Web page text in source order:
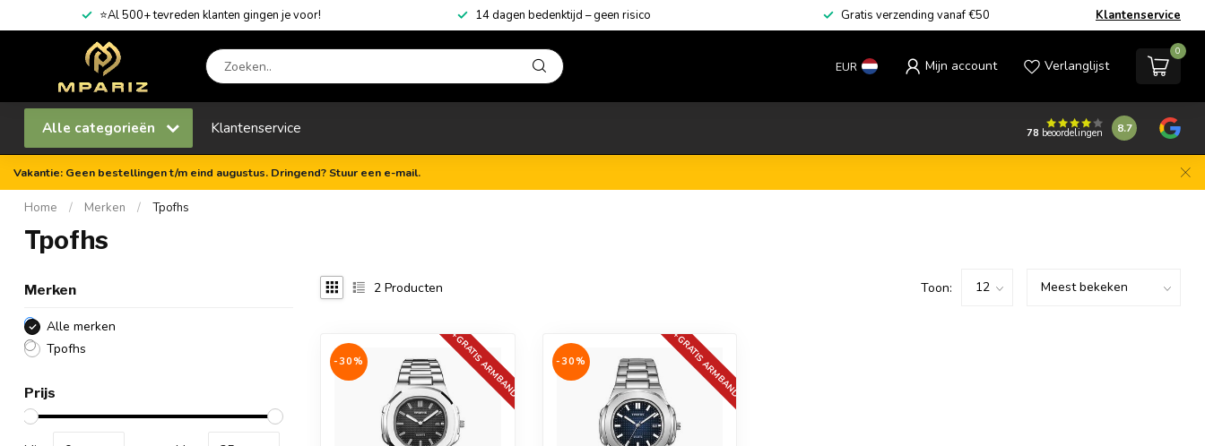
⭐Al 500+ tevreden klanten gingen je voor! 14 dagen bedenktijd – geen risico Gratis verzending vanaf €50 Klantenservice
EUR Mijn account Verlanglijst
0
Alle categorieën Klantenservice 78 beoordelingen 8.7
Vakantie: Geen bestellingen t/m eind augustus. Dringend? Stuur een e-mail.
Home / Merken / Tpofhs
Tpofhs
Merken
Alle merken
Tpofhs
Prijs
2 Producten Toon:
+GRATIS ARMBAND
-30% +GRATIS ARMBAND
-30%